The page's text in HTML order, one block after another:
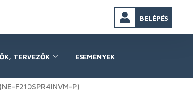
BELÉPÉS
TERVEZŐK ESEMÉNYEK
F210SPR4INVM-P)